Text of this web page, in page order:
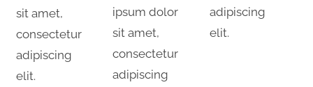
sit amet,
consectetur
adipiscing
elit.
ipsum dolor
sit amet,
consectetur
adipiscing
adipiscing
elit.